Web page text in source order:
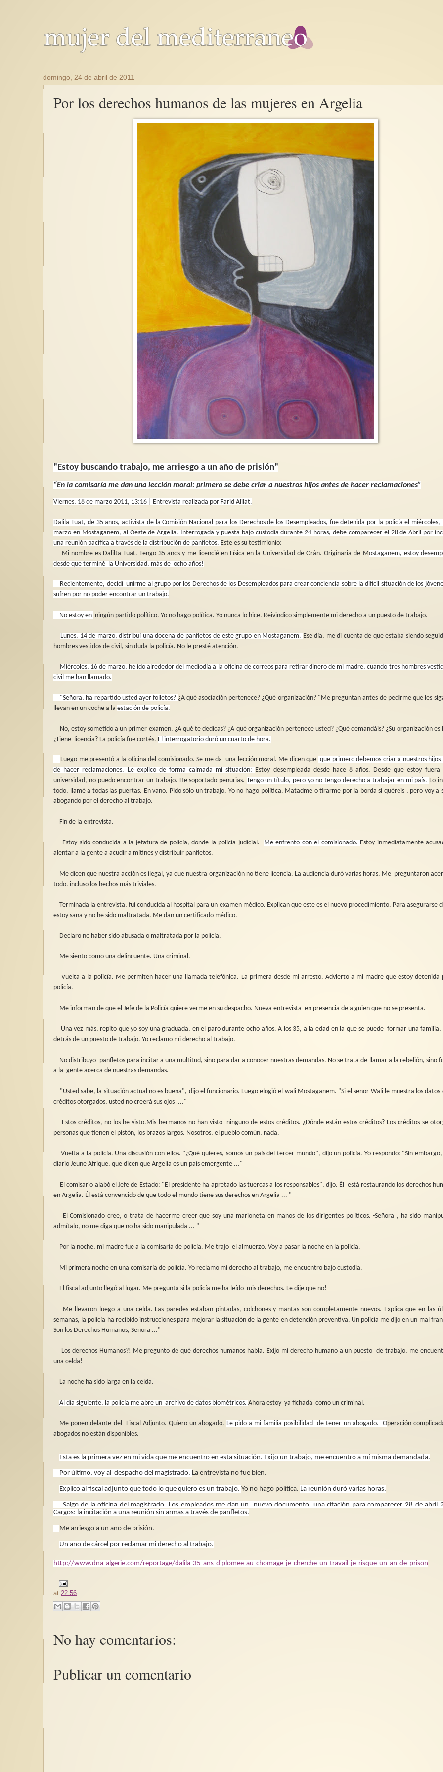
domingo, 24 de abril de 2011
Por los derechos humanos de las mujeres en Argelia
"Estoy buscando trabajo, me arriesgo a un año de prisión"
“En la comisaría me dan una lección moral:primero se debe criar a nuestros hijos antes de hacer reclamaciones”
Viernes, 18 de marzo 2011, 13:16 | Entrevista realizada por Farid Alilat.
Dalila Tuat, de 35 años, activista de la Comisión Nacional para los Derechos de los Desempleados, fue detenida por la policía el miércoles,
marzo en Mostaganem, al Oeste de Argelia. Interrogada y puesta bajo custodia durante 24 horas, debe comparecer el 28 de Abril por
una reunión pacífica a través de la distribución de panfletos. Este es su testimionio:
Mi nombre es Dalilta Tuat. Tengo 35 años y me licencié en Física en la Universidad de Orán. Originaria de Mostaganem, estoy
desde que terminé
la Universidad, más de ocho años!
Recientemente, decidí unirme al grupo por los Derechos de los Desempleados para crear conciencia sobre la difícil situación de los
sufren por no poder encontrar un trabajo.
No estoy en ningún partido político. Yo no hago política. Yo nunca lo hice. Reivindico simplemente mi derecho a un puesto de trabajo.
Lunes, 14 de marzo, distribuí una docena de panfletos de este grupo en Mostaganem. Ese día, me di cuenta de que estaba siendo
hombres vestidos de civil, sin duda la policía. No le presté atención.
Miércoles, 16 de marzo, he ido alrededor del mediodía a la oficina de correos para retirar dinero de mi madre, cuando tres hombres
civil me han llamado.
"Señora, ha repartido usted ayer folletos? ¿A qué asociación pertenece? ¿Qué organización? "Me preguntan antes de pedirme que les
llevan en un coche a laestación de policía.
No, estoy sometido a un primer examen. ¿A qué te dedicas? ¿A qué organización pertenece usted? ¿Qué demandáis? ¿Su organización es
¿Tiene
licencia? La policía fue cortés. El interrogatorio duró un cuarto de hora.
Luego me presentó a la oficina del comisionado. Se me da una lección moral. Me dicen que que primero debemos criar a nuestros hijos
de hacer reclamaciones. Le explico de forma calmada mi situación:
Estoy desempleada desde hace 8 años. Desde que estoy fuera
universidad, no puedo encontrar un trabajo. He soportado penurias. Tengo un título, pero yo no tengo derecho a trabajar en mi país. Lo
todo, llamé a todas las puertas. En vano. Pido sólo un trabajo. Yo no hago política. Matadme o tirarme por la borda si quéreis , pero voy a
abogando por el derecho al trabajo.
Fin de la entrevista.
Estoy sido conducida a la jefatura de policía, donde la policía judicial. Me enfrento con el comisionado. Estoy inmediatamente
alentar a la gente a acudir a mítines y distribuir panfletos.
Me dicen que nuestra acción es ilegal, ya que nuestra organización no tiene licencia. La audiencia duró varias horas. Me preguntaron
todo, incluso los hechos más triviales.
Terminada la entrevista, fui conducida al hospital para un examen médico. Explican que este es el nuevo procedimiento. Para asegurarse
estoy sana y no he sido maltratada. Me dan un certificado médico.
Declaro no haber sido abusadao maltratada por la policía.
Me siento como una delincuente. Una criminal.
Vuelta a la policía. Me permiten hacer una llamada telefónica. La primera desde mi arresto. Advierto a mi madre que estoy detenida
policía.
Me informan de que el Jefe de la Policía quiere verme en su despacho. Nueva entrevista en presencia de alguien que no se presenta.
Una vez más, repito que yo soy una graduada, en el paro durante ocho años. A los 35, a la edad en la que se puede formar una familia,
detrás de un puesto de trabajo. Yo reclamo mi derecho al trabajo.
No distribuyo
panfletos para incitar a una multitud, sino para dar a conocer nuestras demandas. No se trata de llamar a la rebelión, sino
a la gente acerca de nuestras demandas.
"Usted sabe, la situación actual no es buena", dijo el funcionario. Luego elogió el wali Mostaganem. "Si el señor Wali le muestra los datos
créditos otorgados, usted no creerá sus ojos ...."
Estos créditos, no los he visto.Mis hermanos no han visto
ninguno de estos créditos. ¿Dónde están estos créditos? Los créditos se
personas que tienen el pistón, los brazos largos. Nosotros, el pueblo común, nada.
Vuelta a la policía. Una discusión con ellos. "¿Qué quieres, somos un país del tercer mundo", dijo un policía. Yo respondo: "Sin embargo,
diario Jeune Afrique, que dicen que Argelia es un país emergente ..."
El comisario alabó el Jefe de Estado: "El presidente ha apretado las tuercas a los responsables", dijo. Él
está restaurando los derechos
en Argelia. Él está convencido de que todo el mundo tiene sus derechos en Argelia ... "
El Comisionado cree, o trata de hacerme creer que soy una marioneta en manos de los dirigentes políticos. -Señora , ha sido
admítalo, no me diga que no ha sido manipulada ... "
Por la noche, mi madre fue a la comisaría de policía. Me trajo el almuerzo. Voy a pasar la noche en la policía.
Mi primera noche en una comisaría de policía. Yo reclamo mi derecho al trabajo, me encuentro bajo custodia.
El fiscal adjunto llegó al lugar. Me pregunta si la policía me ha leído mis derechos. Le dije que no!
Me llevaron luego a una celda. Las paredes estaban pintadas, colchones y mantas son completamente nuevos. Explica que en las
semanas, la policía ha recibido instrucciones para mejorar la situación de la gente en detención preventiva. Un policía me dijo en un mal
Son los Derechos Humanos, Señora ..."
Los derechos Humanos?! Me pregunto de qué derechos humanos habla. Exijo mi derecho humano a un puesto
de trabajo, me
una celda!
La noche ha sido larga en la celda.
Al día siguiente, la policía me abre un archivo de datos biométricos.Ahora estoy ya fichada como un criminal.
Me ponen delante del Fiscal Adjunto. Quiero un abogado. Le pido a mi familia posibilidad de tener un abogado. Operación
abogados no están disponibles.
Esta es la primera vez en mi vida que me encuentro en esta situación. Exijo un trabajo, me encuentro a mí misma demandada.
Por último, voy al despacho del magistrado. La entrevista no fue bien.
Explico al fiscal adjunto que todo lo que quiero es un trabajo.Yo no hago política. La reunión duró varias horas.
Salgo de la oficina del magistrado. Los empleados me dan un
nuevo documento: una citación para comparecer 28 de abril
Cargos: la incitación a una reunión sin armas a través de panfletos.
Me arriesgo a un año de prisión.
Un año de cárcel por reclamar mi derecho al trabajo.
http://www.dna-algerie.com/reportage/dalila-35-ans-diplomee-au-chomage-je-cherche-un-travail-je-risque-un-an-de-prison
at22:56
No hay comentarios:
Publicar un comentario
libertad de Narges Mohammadi
Que agridulce y que irónica me
resulta la celebración del Día
Internacional de los Derechos...
Apoya con nosotras
del premio René
Nos sumamos a
reconocimiento de
Albanese para el
Cassin de...